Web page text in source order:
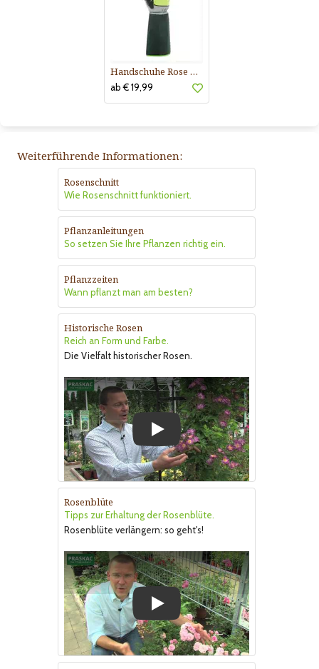
Handschuhe Rose Buisson
ab € 19,99
Weiterführende Informationen:
Rosenschnitt
Wie Rosenschnitt funktioniert.
Pflanzanleitungen
So setzen Sie Ihre Pflanzen richtig ein.
Pflanzzeiten
Wann pflanzt man am besten?
Historische Rosen
Reich an Form und Farbe.
Die Vielfalt historischer Rosen.
Rosenblüte
Tipps zur Erhaltung der Rosenblüte.
Rosenblüte verlängern: so geht's!